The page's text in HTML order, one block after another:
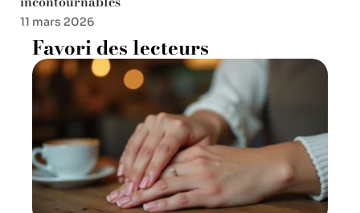
11 mars 2026
Favori des lecteurs